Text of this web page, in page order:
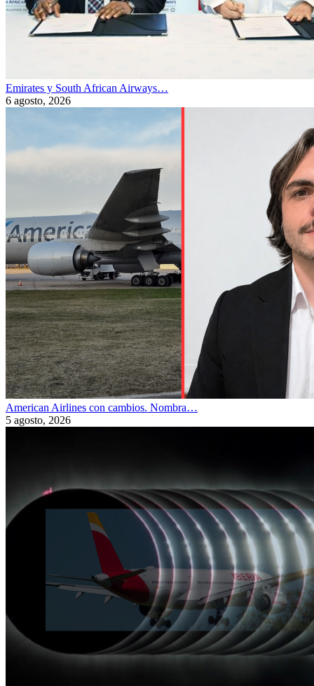
Emirates y South African Airways…
6 agosto, 2026
American Airlines con cambios. Nombra…
5 agosto, 2026